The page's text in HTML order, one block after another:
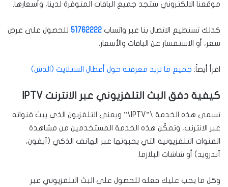
موقعنا الالكتروني ستجد جميع الباقات المتوفرة لدينا، وأسعارها.
كذلك تستطيع الاتصال بنا عبر واتساب 51762222 للحصول على عرض
سعر، أو الاستفسار عن الباقات والأسعار.
اقرأ أيضاً: جميع ما تريد معرفته حول أعطال الستلايت (الدش)
كيفية دفق البث التلفزيوني عبر الانترنت IPTV
تسمى هذه الخدمة \”IPTV\” ويعني التلفزيون الذي يبث قنواته
عبر الانترنت، وتمكّن هذه الخدمة المستخدمين من مشاهدة
القنوات التلفزيونية التي يحبونها عبر الهاتف الذكي (آيفون،
آندرويد) أو شاشات البلازما.
وكل ما يجب عليك فعله للحصول على البث التلفزيوني عبر